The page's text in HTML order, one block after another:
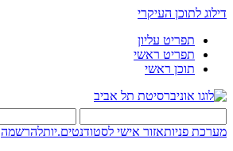
דילוג לתוכן העיקרי
תפריט עליון
תפריט ראשי
תוכן ראשי
מערכת פניותאזור אישי לסטודנטים.יותלהרשמה